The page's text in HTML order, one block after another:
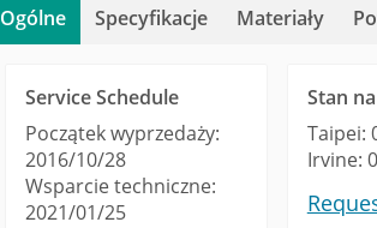
Ogólne Specyfikacje Materiały
Service Schedule
Początek wyprzedaży:
2016/10/28
Wsparcie techniczne:
2021/01/25
Stan
Taipei:
Irvine: 0